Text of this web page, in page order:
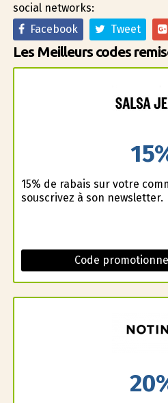
social networks:
Facebook
Tweet
Les Meilleurs codes
15% de rabais sur votre
souscrivez à son newsletter.
Code